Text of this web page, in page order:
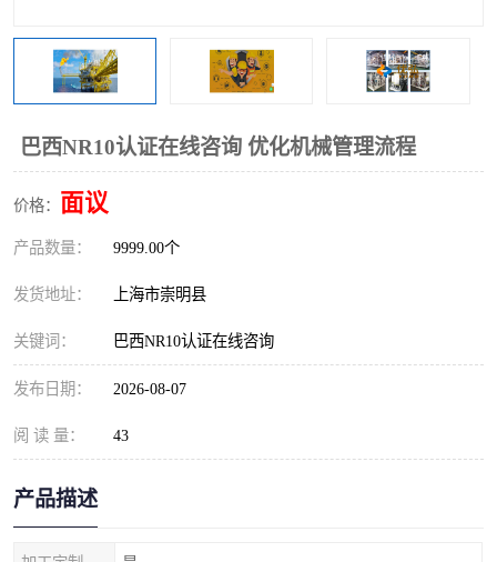
巴西NR10认证在线咨询 优化机械管理流程
价格： 面议
产品数量： 9999.00个
发货地址： 上海市崇明县
关键词： 巴西NR10认证在线咨询
发布日期： 2026-08-07
阅 读 量： 43
产品描述